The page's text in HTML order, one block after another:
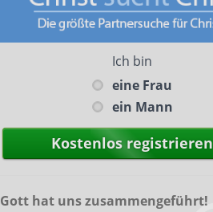
Ich bin
eine Frau
ein Mann
Kostenlos registrieren
Gott hat uns zusammengeführt!